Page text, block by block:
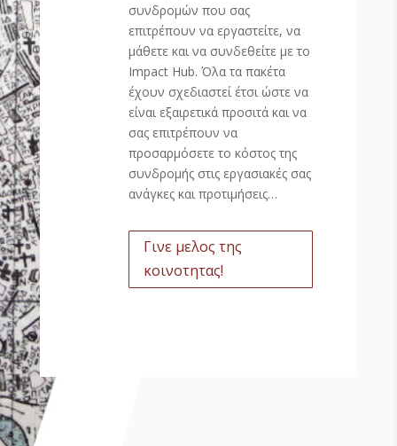
συνδρομών που σας
επιτρέπουν να εργαστείτε, να
μάθετε και να συνδεθείτε με το
Impact Hub. Όλα τα πακέτα
έχουν σχεδιαστεί έτσι ώστε να
είναι εξαιρετικά προσιτά και να
σας επιτρέπουν να
προσαρμόσετε το κόστος της
συνδρομής στις εργασιακές σας
ανάγκες και προτιμήσεις…
Γινε μελος της
κοινοτητας!